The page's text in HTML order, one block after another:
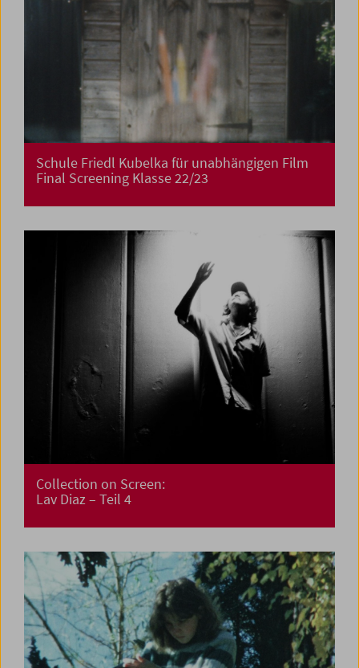
Schule Friedl Kubelka für unabhängigen Film
Final Screening Klasse 22/23
Collection on Screen:
Lav Diaz – Teil 4